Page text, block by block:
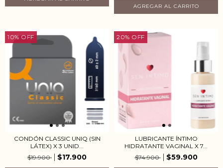
10% OFF
CONDÓN CLASSIC UNIQ (SIN
LÁTEX) X 3 UNID...
$19.900
$17.900
20% OFF
LUBRICANTE ÍNTIMO
HIDRATANTE VAGINAL X 7...
$74.900
$59.900